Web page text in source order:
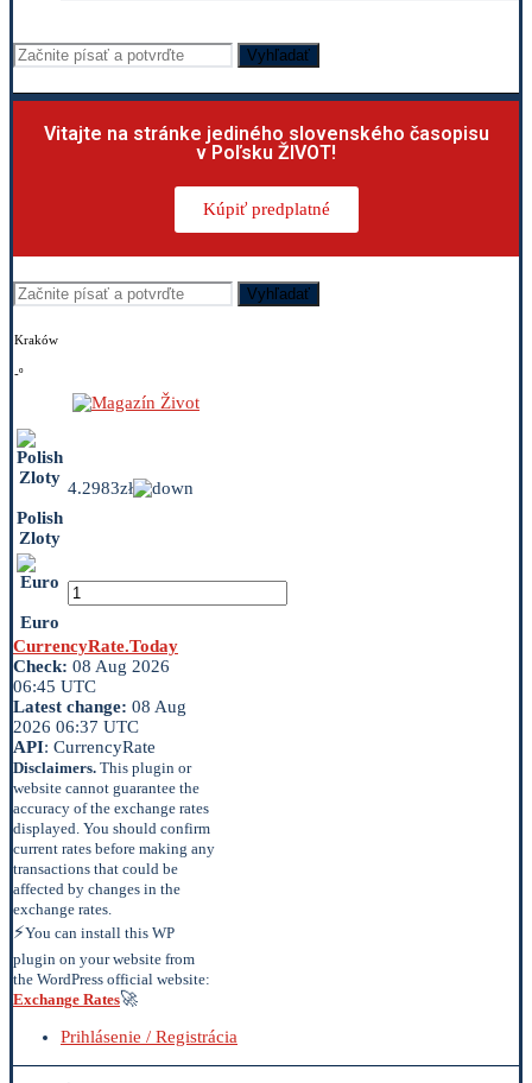
Vyhľadať
Vitajte na stránke jediného slovenského časopisu
v Poľsku ŽIVOT!
Kúpiť predplatné
Vyhľadať
Kraków
-º
Polish
Zloty
4.2983zł
Euro
CurrencyRate.Today
Check: 08 Aug 2026
06:45 UTC
Latest change: 08 Aug
2026 06:37 UTC
API: CurrencyRate
Disclaimers. This plugin or
website cannot guarantee the
accuracy of the exchange rates
displayed. You should confirm
current rates before making any
transactions that could be
affected by changes in the
exchange rates.
⚡You can install this WP
plugin on your website from
the WordPress official website:
Exchange Rates🚀
Prihlásenie / Registrácia